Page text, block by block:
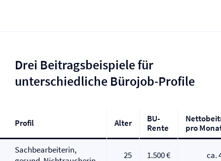
Drei Beitragsbeispiele für
unterschiedliche Bürojob-Profile
Profil Alter
BU-
Rente
pro
Sachbearbeiterin,
25 1.500 € ca.